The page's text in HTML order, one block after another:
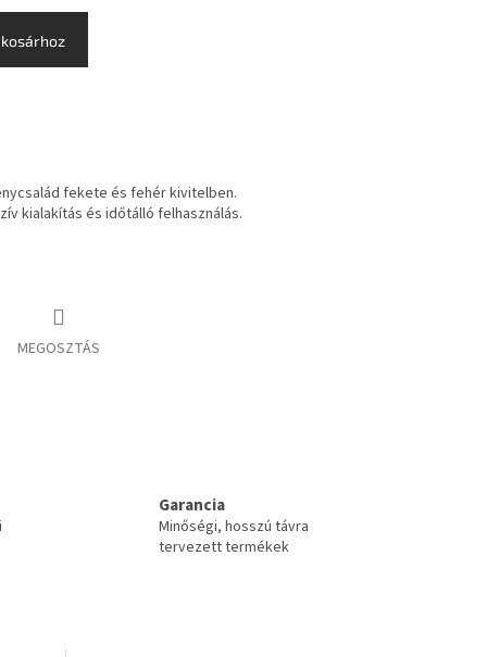
fekete és fehér kivitelben.
kialakítás és időtálló felhasználás.
MEGOSZTÁS
Garancia
Minőségi, hosszú távra
tervezett termékek